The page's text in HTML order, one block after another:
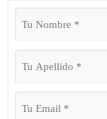
Tu
Nombre
Tu
Apellido
Tu
Email